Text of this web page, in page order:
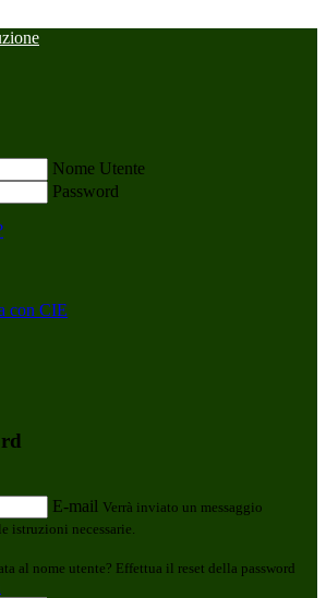
Nome Utente
Password
con CIE
E-mail Verrà inviato un messaggio
istruzioni necessarie.
al nome utente? Effettua il reset della password